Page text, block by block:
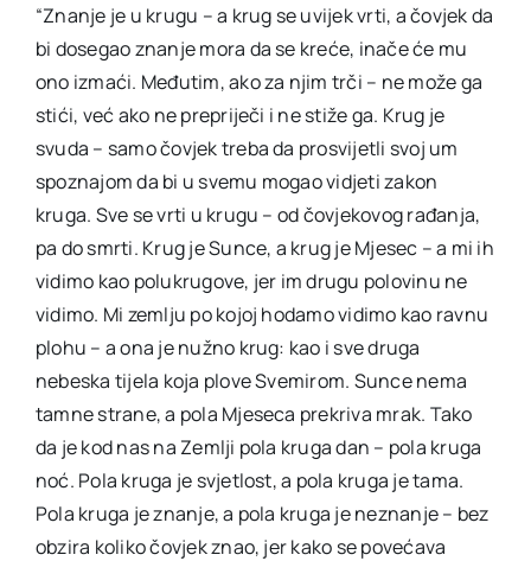
“Znanje je u krugu – a krug se uvijek vrti, a čovjek da
bi dosegao znanje mora da se kreće, inače će mu
ono izmaći. Međutim, ako za njim trči – ne može ga
stići, već ako ne prepriječi i ne stiže ga. Krug je
svuda – samo čovjek treba da prosvijetli svoj um
spoznajom da bi u svemu mogao vidjeti zakon
kruga. Sve se vrti u krugu – od čovjekovog rađanja,
pa do smrti. Krug je Sunce, a krug je Mjesec – a mi ih
vidimo kao polukrugove, jer im drugu polovinu ne
vidimo. Mi zemlju po kojoj hodamo vidimo kao ravnu
plohu – a ona je nužno krug: kao i sve druga
nebeska tijela koja plove Svemirom. Sunce nema
tamne strane, a pola Mjeseca prekriva mrak. Tako
da je kod nas na Zemlji pola kruga dan – pola kruga
noć. Pola kruga je svjetlost, a pola kruga je tama.
Pola kruga je znanje, a pola kruga je neznanje – bez
obzira koliko čovjek znao, jer kako se povećava